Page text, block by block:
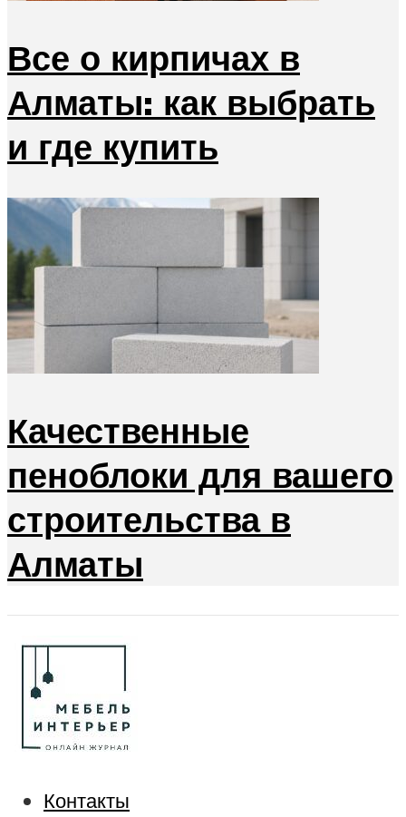
Все о кирпичах в
Алматы: как выбрать
и где купить
Качественные
пеноблоки для вашего
строительства в
Алматы
Контакты